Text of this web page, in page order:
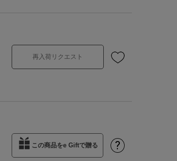
再入荷リクエスト
この商品をe Giftで贈る ?